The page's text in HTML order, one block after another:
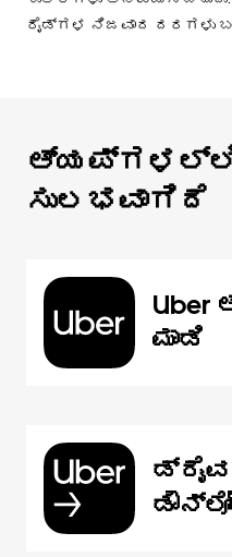
ರೈಡ್‌ಗಳ ನಿಜವಾದ ದರಗಳು
ಆ್ಯಪ್‌‌ಗಳಲ್ಲಿ
ಸುಲಭವಾಗಿದೆ
ಮಾಡಿ